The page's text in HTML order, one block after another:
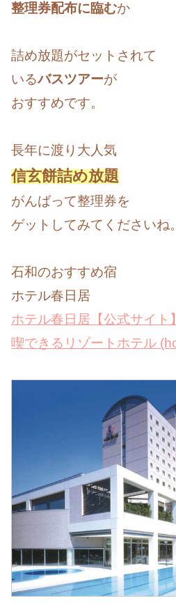
整理券配布に臨むか
詰め放題がセットされて
いるバスツアーが
おすすめです。
長年に渡り大人気
信玄餅詰め放題
がんばって整理券を
ゲットしてみてくださいね。
石和のおすすめ宿
ホテル春日居
ホテル春日居【公式サイト
喫できるリゾートホテル